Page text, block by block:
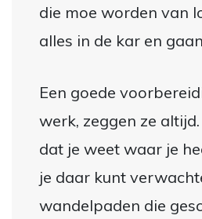
die moe worden van
alles in de kar en
Een goede
werk, zeggen ze
dat je weet waar je
je daar kunt
wandelpaden die